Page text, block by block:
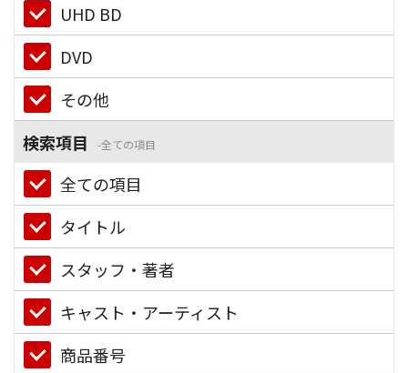
UHD BD
DVD
その他
検索項目
全ての項目
全ての項目
タイトル
スタッフ・著者
キャスト・アーティスト
商品番号